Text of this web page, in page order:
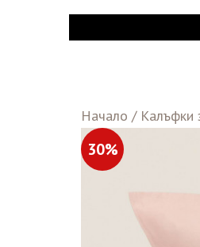
Начало / Калъфки
30%